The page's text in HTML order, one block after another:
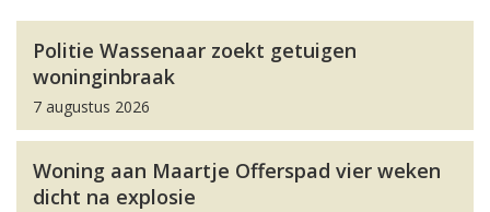
Politie Wassenaar zoekt getuigen
woninginbraak
7 augustus 2026
Woning aan Maartje Offerspad vier weken
dicht na explosie